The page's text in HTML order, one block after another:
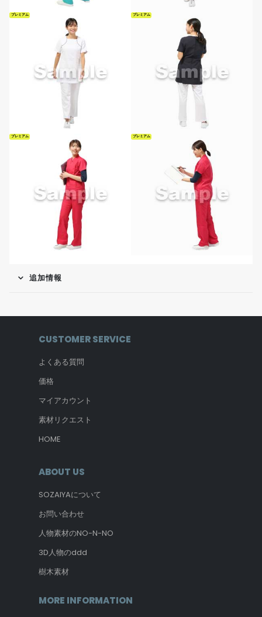
プレミアム プレミアム
プレミアム プレミアム
追加情報
CUSTOMER SERVICE
よくある質問
価格
マイアカウント
素材リクエスト
HOME
ABOUT US
SOZAIYAについて
お問い合わせ
人物素材のNO-N-NO
3D人物のddd
樹木素材
MORE INFORMATION